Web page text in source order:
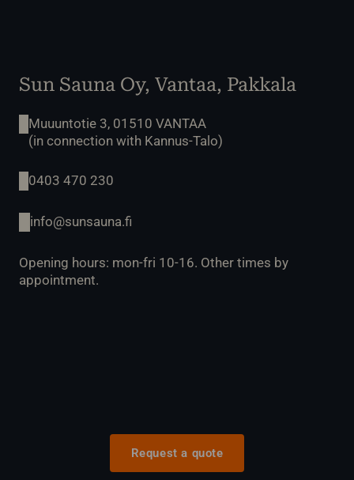
Sun Sauna Oy, Vantaa, Pakkala
Muuuntotie 3, 01510 VANTAA
(in connection with Kannus-Talo)
0403 470 230
info@sunsauna.fi
Opening hours: mon-fri 10-16. Other times by
appointment.
Request a quote